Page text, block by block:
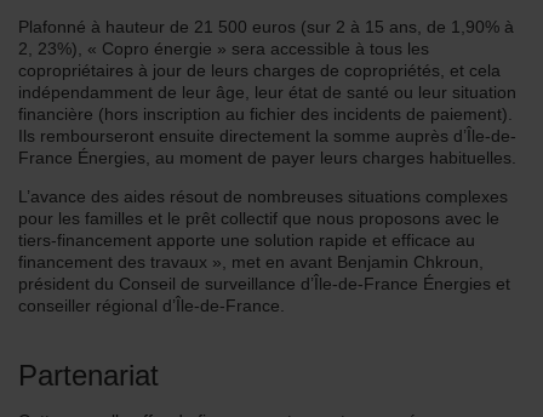
Plafonné à hauteur de 21 500 euros (sur 2 à 15 ans, de 1,90% à
2, 23%), « Copro énergie » sera accessible à tous les
copropriétaires à jour de leurs charges de copropriétés, et cela
indépendamment de leur âge, leur état de santé ou leur situation
financière (hors inscription au fichier des incidents de paiement).
Ils rembourseront ensuite directement la somme auprès d’Île-de-
France Énergies, au moment de payer leurs charges habituelles.
L’avance des aides résout de nombreuses situations complexes
pour les familles et le prêt collectif que nous proposons avec le
tiers-financement apporte une solution rapide et efficace au
financement des travaux », met en avant Benjamin Chkroun,
président du Conseil de surveillance d’Île-de-France Énergies et
conseiller régional d’Île-de-France.
Partenariat